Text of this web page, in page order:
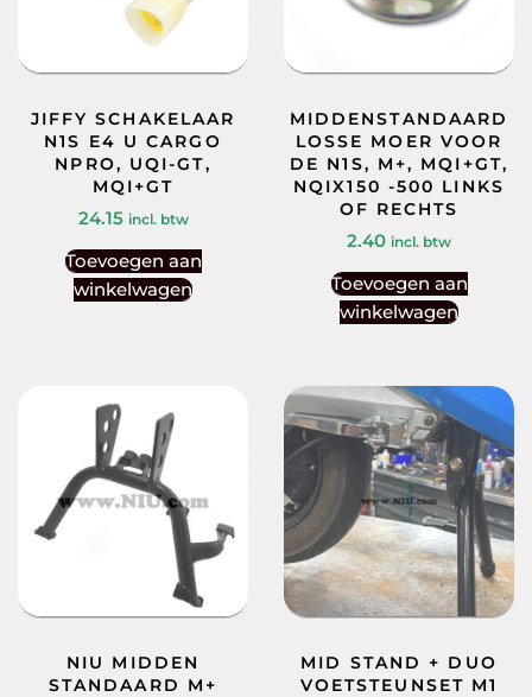
JIFFY SCHAKELAAR
N1S E4 U CARGO
NPRO, UQI-GT,
MQI+GT
24.15 incl. btw
Toevoegen aan
winkelwagen
MIDDENSTANDAARD
LOSSE MOER VOOR
DE N1S, M+, MQI+GT,
NQIX150 -500 LINKS
OF RECHTS
2.40 incl. btw
Toevoegen aan
winkelwagen
NIU MIDDEN
STANDAARD M+
MID STAND + DUO
VOETSTEUNSET M1